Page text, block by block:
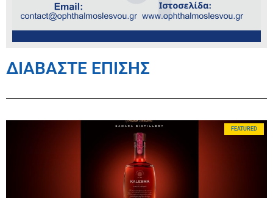
ΔΙΑΒΑΣΤΕ ΕΠΙΣΗΣ
FEATURED